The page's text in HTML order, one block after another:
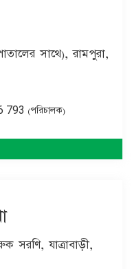
সাথে), রামপুরা,
793 (পরিচালক)
সরণি, যাত্রাবাড়ী,